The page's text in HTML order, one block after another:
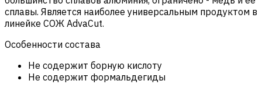
сплавы. Является наиболее универсальным продуктом в
линейке СОЖ AdvaСut.
Особенности состава
Не содержит борную кислоту
Не содержит формальдегиды